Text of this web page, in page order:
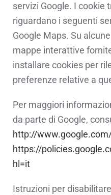
servizi Google. I cookie
riguardano i seguenti
Google Maps. Su
mappe interattive
installare cookies per
preferenze relative a
Per maggiori
da parte di Google,
http://
https://
hl=it
Istruzioni per